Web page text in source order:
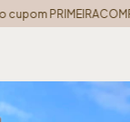
PRIMEIRACOMPRA